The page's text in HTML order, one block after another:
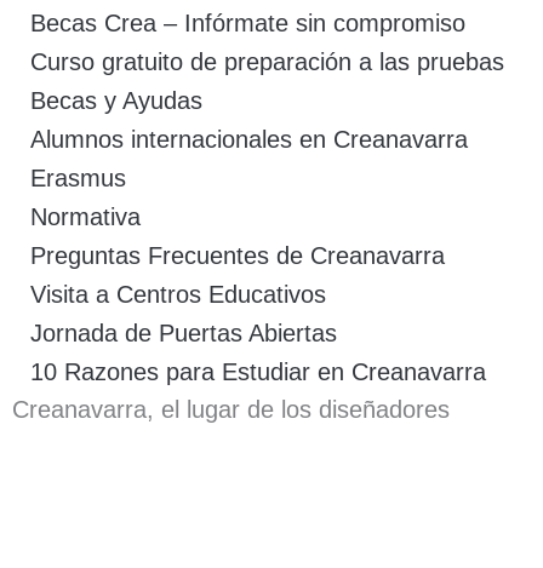
Becas Crea – Infórmate sin compromiso
Curso gratuito de preparación a las pruebas
Becas y Ayudas
Alumnos internacionales en Creanavarra
Erasmus
Normativa
Preguntas Frecuentes de Creanavarra
Visita a Centros Educativos
Jornada de Puertas Abiertas
10 Razones para Estudiar en Creanavarra
Creanavarra, el lugar de los diseñadores